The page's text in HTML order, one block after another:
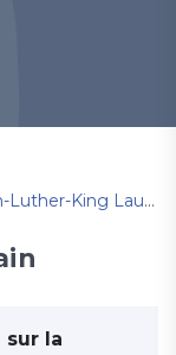
King Lausanne
sur la